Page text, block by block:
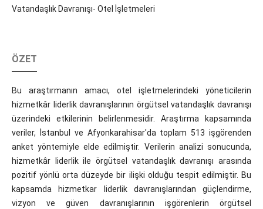
Vatandaşlık Davranışı- Otel İşletmeleri
ÖZET
Bu araştırmanın amacı, otel işletmelerindeki yöneticilerin
hizmetkâr liderlik davranışlarının örgütsel vatandaşlık davranışı
üzerindeki etkilerinin belirlenmesidir. Araştırma kapsamında
veriler, İstanbul ve Afyonkarahisar'da toplam 513 işgörenden
anket yöntemiyle elde edilmiştir. Verilerin analizi sonucunda,
hizmetkâr liderlik ile örgütsel vatandaşlık davranışı arasında
pozitif yönlü orta düzeyde bir ilişki olduğu tespit edilmiştir. Bu
kapsamda hizmetkar liderlik davranışlarından güçlendirme,
vizyon ve güven davranışlarının işgörenlerin örgütsel